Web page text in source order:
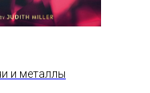
и металлы